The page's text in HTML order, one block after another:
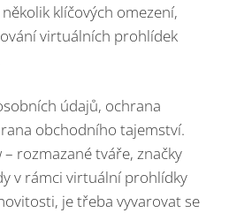
klíčových omezení,
virtuálních prohlídek
údajů, ochrana
obchodního tajemství.
rozmazané tváře, značky
v rámci virtuální prohlídky
je třeba vyvarovat se